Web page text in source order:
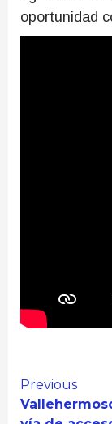
oportunidad
Previous